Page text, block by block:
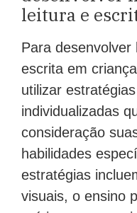
leitura e
Para desenvolver
escrita em
utilizar
individualizadas
consideração
habilidades
estratégias
visuais, o ensino